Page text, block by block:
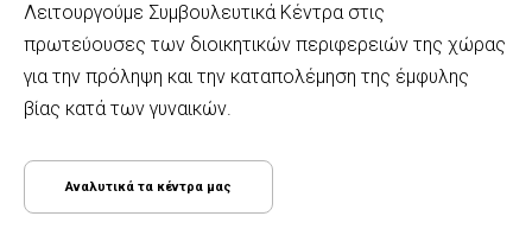
Λειτουργούμε Συμβουλευτικά Κέντρα στις
πρωτεύουσες των διοικητικών περιφερειών της χώρας
για την πρόληψη και την καταπολέμηση της έμφυλης
βίας κατά των γυναικών.
Αναλυτικά τα κέντρα μας